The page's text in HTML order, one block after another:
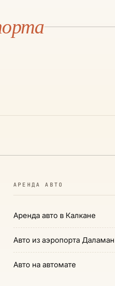
АРЕНДА АВТО
Аренда авто в Калкане
Авто из аэропорта Даламан
Авто на автомате